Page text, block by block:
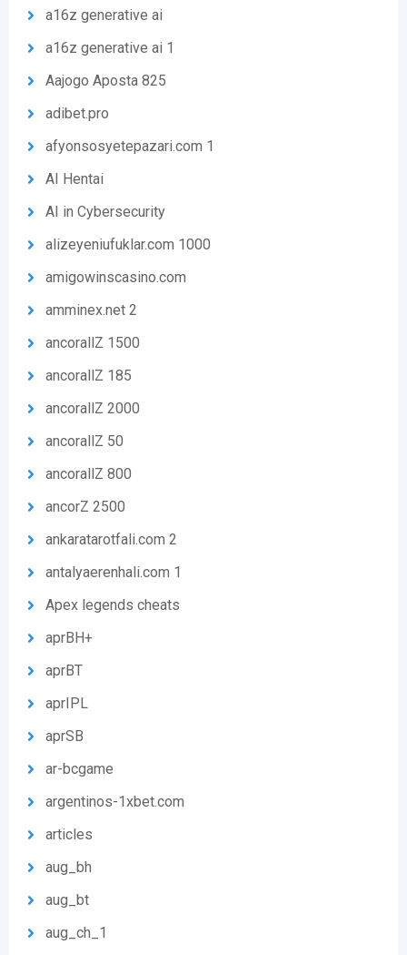
a16z generative ai
a16z generative ai 1
Aajogo Aposta 825
adibet.pro
afyonsosyetepazari.com 1
AI Hentai
AI in Cybersecurity
alizeyeniufuklar.com 1000
amigowinscasino.com
amminex.net 2
ancorallZ 1500
ancorallZ 185
ancorallZ 2000
ancorallZ 50
ancorallZ 800
ancorZ 2500
ankaratarotfali.com 2
antalyaerenhali.com 1
Apex legends cheats
aprBH+
aprBT
aprIPL
aprSB
ar-bcgame
argentinos-1xbet.com
articles
aug_bh
aug_bt
aug_ch_1